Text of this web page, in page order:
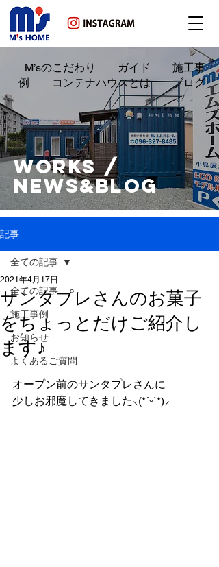
M’sのこだわり ガイド 施工事
例 コンテナハウスとは ブログ
WORKS /
NEWS&BLOG
記事
全ての記事
施工事例
お知らせ
よくあるご質問
全ての記事
サンタプレさんのお菓子
をちょっとだけご紹介し
ます♪
2021年4月17日
オープン前のサンタプレさんに
少しお邪魔してきました‪⸜(*ˊᵕˋ*)⸝‬